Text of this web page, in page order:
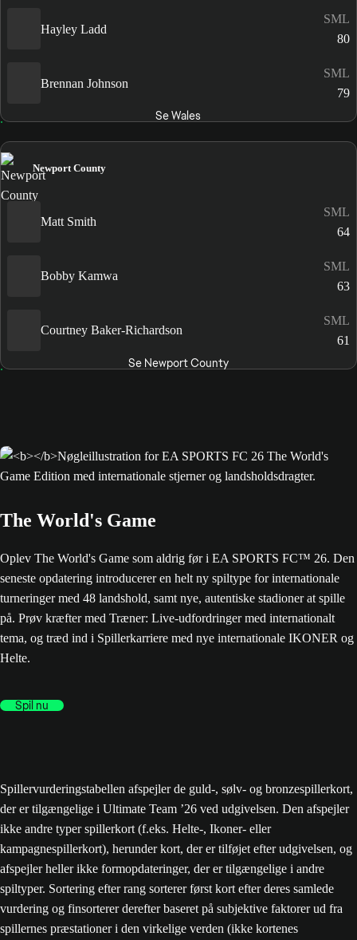
Hayley Ladd
SML
80
Brennan Johnson
SML
79
Se Wales
Newport County
Matt Smith
SML
64
Bobby Kamwa
SML
63
Courtney Baker-Richardson
SML
61
Se Newport County
The World's Game
Oplev The World's Game som aldrig før i EA SPORTS FC™ 26. Den
seneste opdatering introducerer en helt ny spiltype for internationale
turneringer med 48 landshold, samt nye, autentiske stadioner at spille
på. Prøv kræfter med Træner: Live-udfordringer med internationalt
tema, og træd ind i Spillerkarriere med nye internationale IKONER og
Helte.
Spil nu
Spillervurderingstabellen afspejler de guld-, sølv- og bronzespillerkort,
der er tilgængelige i Ultimate Team ’26 ved udgivelsen. Den afspejler
ikke andre typer spillerkort (f.eks. Helte-, Ikoner- eller
kampagnespillerkort), herunder kort, der er tilføjet efter udgivelsen, og
afspejler heller ikke formopdateringer, der er tilgængelige i andre
spiltyper. Sortering efter rang sorterer først kort efter deres samlede
vurdering og finsorterer derefter baseret på subjektive faktorer ud fra
spillernes præstationer i den virkelige verden (ikke kortenes